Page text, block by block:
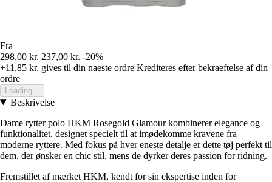
Fra
298,00 kr. 237,00 kr. -20%
+11,85 kr. gives til din naeste ordre Krediteres efter bekraeftelse af din
ordre
Loading...
Beskrivelse
Dame rytter polo HKM Rosegold Glamour kombinerer elegance og
funktionalitet, designet specielt til at imødekomme kravene fra
moderne ryttere. Med fokus på hver eneste detalje er dette tøj perfekt til
dem, der ønsker en chic stil, mens de dyrker deres passion for ridning.
Fremstillet af mærket HKM, kendt for sin ekspertise inden for